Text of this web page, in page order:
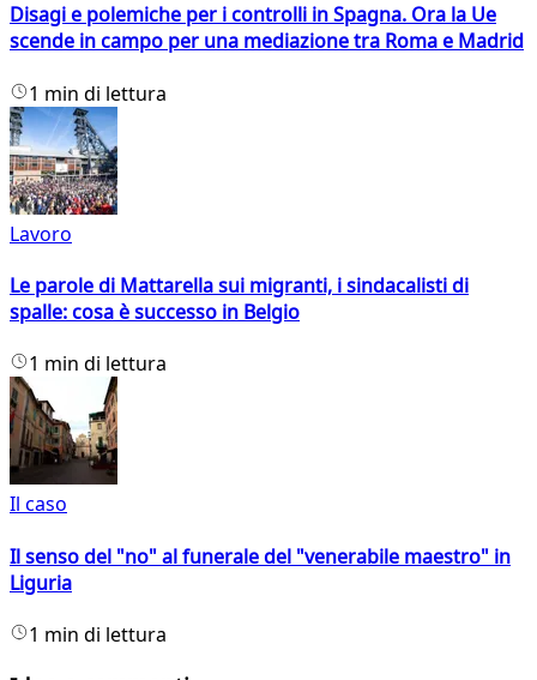
Disagi e polemiche per i controlli in Spagna. Ora la Ue
scende in campo per una mediazione tra Roma e Madrid
1 min di lettura
Lavoro
Le parole di Mattarella sui migranti, i sindacalisti di
spalle: cosa è successo in Belgio
1 min di lettura
Il caso
Il senso del "no" al funerale del "venerabile maestro" in
Liguria
1 min di lettura